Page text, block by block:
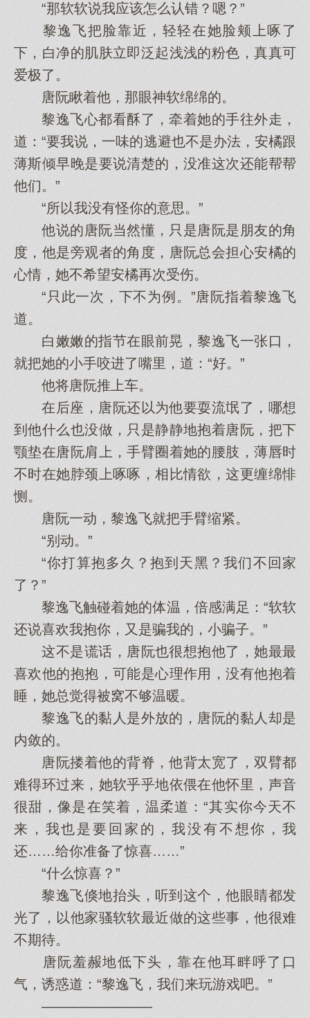
“那软软说我应该怎么认错？嗯？”
黎逸飞把脸靠近，轻轻在她脸颊上啄了
下，白净的肌肤立即泛起浅浅的粉色，真真可
爱极了。
唐阮瞅着他，那眼神软绵绵的。
黎逸飞心都看酥了，牵着她的手往外走，
道：“要我说，一味的逃避也不是办法，安橘跟
薄斯倾早晚是要说清楚的，没准这次还能帮帮
他们。”
“所以我没有怪你的意思。”
他说的唐阮当然懂，只是唐阮是朋友的角
度，他是旁观者的角度，唐阮总会担心安橘的
心情，她不希望安橘再次受伤。
“只此一次，下不为例。”唐阮指着黎逸飞
道。
白嫩嫩的指节在眼前晃，黎逸飞一张口，
就把她的小手咬进了嘴里，道：“好。”
他将唐阮推上车。
在后座，唐阮还以为他要耍流氓了，哪想
到他什么也没做，只是静静地抱着唐阮，把下
颚垫在唐阮肩上，手臂圈着她的腰肢，薄唇时
不时在她脖颈上啄啄，相比情欲，这更缠绵悱
恻。
唐阮一动，黎逸飞就把手臂缩紧。
“别动。”
“你打算抱多久？抱到天黑？我们不回家
了？”
黎逸飞触碰着她的体温，倍感满足：“软软
还说喜欢我抱你，又是骗我的，小骗子。”
这不是谎话，唐阮也很想抱他了，她最最
喜欢他的抱抱，可能是心理作用，没有他抱着
睡，她总觉得被窝不够温暖。
黎逸飞的黏人是外放的，唐阮的黏人却是
内敛的。
唐阮搂着他的背脊，他背太宽了，双臂都
难得环过来，她软乎乎地依偎在他怀里，声音
很甜，像是在笑着，温柔道：“其实你今天不
来，我也是要回家的，我没有不想你，我
还……给你准备了惊喜……”
“什么惊喜？”
黎逸飞倏地抬头，听到这个，他眼睛都发
光了，以他家骚软软最近做的这些事，他很难
不期待。
唐阮羞赧地低下头，靠在他耳畔呼了口
气，诱惑道：“黎逸飞，我们来玩游戏吧。”
————————